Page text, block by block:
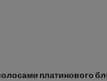
платинового